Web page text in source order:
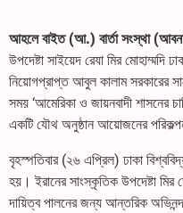
আহলে বাইত (আ.) বার্তা সংস্থা
উপদেষ্টা সাইয়েদ রেযা মির মোহাম্মদি
নিয়োগপ্রাপ্ত আবুল কালাম সরকারের
সময় ‘আমেরিকা ও জায়নবাদী শাসনের
একটি যৌথ অনুষ্ঠান আয়োজনের
বৃহস্পতিবার (২৬ এপ্রিল) ঢাকা
হয়। ইরানের সাংস্কৃতিক উপদেষ্টা
দায়িত্ব পালনের জন্য আন্তরিক